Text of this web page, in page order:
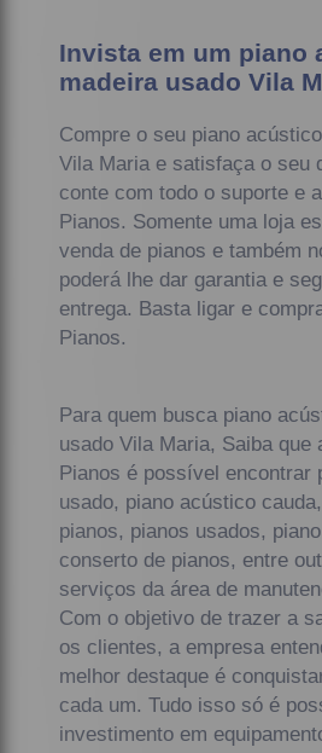
Invista em um piano
madeira usado Vila
Compre o seu piano
Vila Maria e satisfaça o seu
conte com todo o suporte e
Pianos. Somente uma loja
venda de pianos e também
poderá lhe dar garantia e
entrega. Basta ligar e
Pianos.
Para quem busca piano
usado Vila Maria, Saiba que
Pianos é possível encontrar
usado, piano acústico
pianos, pianos usados,
conserto de pianos, entre
serviços da área de
Com o objetivo de trazer a
os clientes, a empresa
melhor destaque é
cada um. Tudo isso só é
investimento em